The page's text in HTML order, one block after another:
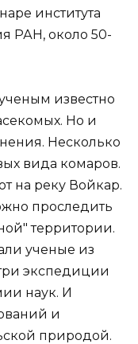
института
РАН, около 50-
известно
Но и
Несколько
вида комаров.
на реку Войкар.
проследить
территории.
ученые из
экспедиции
наук. И
и
природой.